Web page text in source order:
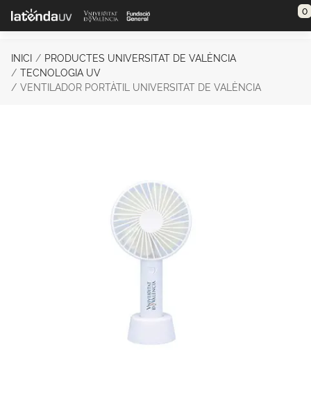
Saltar al contenido principal 0
INICI
PRODUCTES UNIVERSITAT DE VALÈNCIA
TECNOLOGIA UV
VENTILADOR PORTÀTIL UNIVERSITAT DE VALÈNCIA